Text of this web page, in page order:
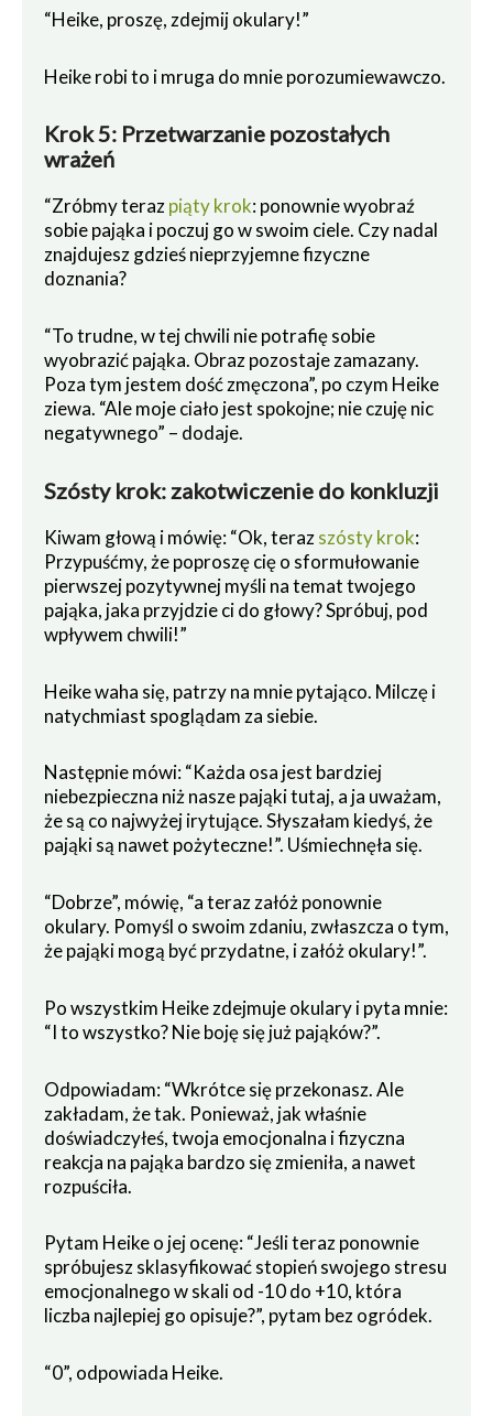
“Heike, proszę, zdejmij okulary!”
Heike robi to i mruga do mnie porozumiewawczo.
Krok 5: Przetwarzanie pozostałych
wrażeń
“Zróbmy terazpiąty krok: ponownie wyobraź
sobie pająka i poczuj go w swoim ciele. Czy nadal
znajdujesz gdzieś nieprzyjemne fizyczne
doznania?
“To trudne, w tej chwili nie potrafię sobie
wyobrazić pająka. Obraz pozostaje zamazany.
Poza tym jestem dość zmęczona”, po czym Heike
ziewa. “Ale moje ciało jest spokojne; nie czuję nic
negatywnego” – dodaje.
Szósty krok: zakotwiczenie do konkluzji
Kiwam głową i mówię: “Ok, terazszósty krok:
Przypuśćmy, że poproszę cię o sformułowanie
pierwszej pozytywnej myśli na temat twojego
pająka, jaka przyjdzie ci do głowy? Spróbuj, pod
wpływem chwili!”
Heike waha się, patrzy na mnie pytająco. Milczę i
natychmiast spoglądam za siebie.
Następnie mówi: “Każda osa jest bardziej
niebezpieczna niż nasze pająki tutaj, a ja uważam,
że są co najwyżej irytujące. Słyszałam kiedyś, że
pająki są nawet pożyteczne!”. Uśmiechnęła się.
“Dobrze”, mówię, “a teraz załóż ponownie
okulary. Pomyśl o swoim zdaniu, zwłaszcza o tym,
że pająki mogą być przydatne, i załóż okulary!”.
Po wszystkim Heike zdejmuje okulary i pyta mnie:
“I to wszystko? Nie boję się już pająków?”.
Odpowiadam: “Wkrótce się przekonasz. Ale
zakładam, że tak. Ponieważ, jak właśnie
doświadczyłeś, twoja emocjonalna i fizyczna
reakcja na pająka bardzo się zmieniła, a nawet
rozpuściła.
Pytam Heike o jej ocenę: “Jeśli teraz ponownie
spróbujesz sklasyfikować stopień swojego stresu
emocjonalnego w skali od -10 do +10, która
liczba najlepiej go opisuje?”, pytam bez ogródek.
“0”, odpowiada Heike.